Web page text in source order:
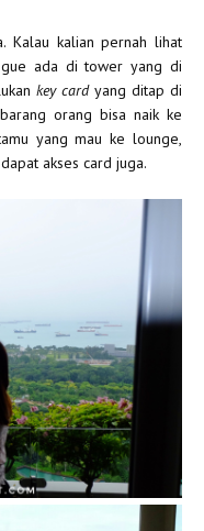
Kalau kalian pernah lihat
gue ada di tower yang di
key cardyang ditap di
orang bisa naik ke
yang mau ke lounge,
akses card juga.